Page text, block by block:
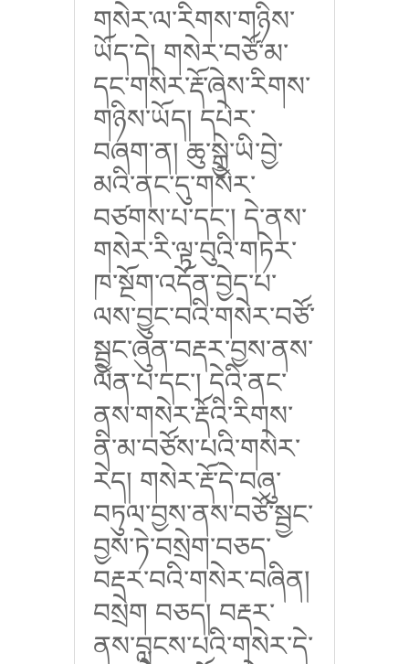
གསེར་ལ་རིགས་གཉིས་
ཡོད་དེ། གསེར་བཙོ་མ་
དང་གསེར་རྡོ་ཞེས་རིགས་
གཉིས་ཡོད། དཔེར་
བཞག་ན། ཆུ་སྒྱེ་ཡི་བྱེ་
མའི་ནང་དུ་གསེར་
བཙགས་པ་དང་། དེ་ནས་
གསེར་རི་ལྟ་བུའི་གཏེར་
ཁ་སྔོག་འདོན་བྱེད་པ་
ལས་བྱུང་བའི་གསེར་བཙོ་
སྦྱང་ཞུན་བརྡར་བྱས་ནས་
ལེན་པ་དང་། དེའི་ནང་
ནས་གསེར་རྡོའི་རིགས་
ནི་མ་བཙོས་པའི་གསེར་
རེད། གསེར་རྡོ་དེ་བཞུ་
བཏུལ་བྱས་ནས་བཙོ་སྦྱང་
བྱས་ཏེ་བསྲེག་བཅད་
བརྡར་བའི་གསེར་བཞིན།
བསྲེག བཅད། བརྡར་
ནས་བླངས་པའི་གསེར་དེ་